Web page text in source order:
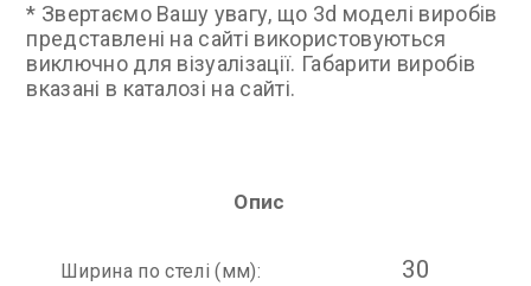
* Звертаємо Вашу увагу, що 3d моделі виробів
представлені на сайті використовуються
виключно для візуалізації. Габарити виробів
вказані в каталозі на сайті.
Опис
Ширина по стелі (мм): 30